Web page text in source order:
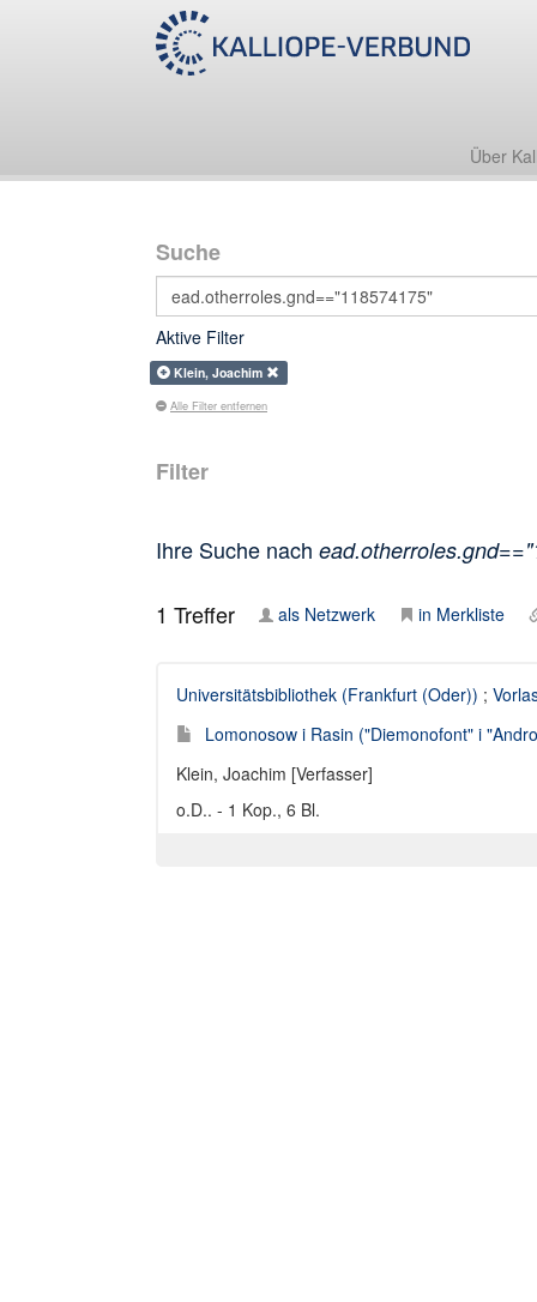
Über
Suche
Aktive Filter
Klein, Joachim
Alle Filter entfernen
Filter
Ihre Suche nach
1 Treffer als Netzwerk in Merkliste
Universitätsbibliothek (Frankfurt (Oder)) ;
Lomonosow i Rasin ("Diemonofont" i
Klein, Joachim [Verfasser]
o.D.. - 1 Kop., 6 Bl.